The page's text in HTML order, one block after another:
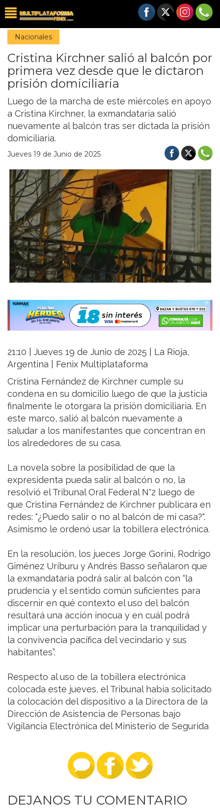
Nacionales
Cristina Kirchner salió al balcón por
primera vez desde que le dictaron
prisión domiciliaria
Luego de la marcha de este miércoles en apoyo
a Cristina Kirchner, la exmandataria salió
nuevamente al balcón tras ser dictada la prisión
domiciliaria.
Jueves 19 de Junio de 2025
21:10 | Jueves 19 de Junio de 2025 | La Rioja,
Argentina | Fenix Multiplataforma
Cristina Fernández de Kirchner cumple su
condena en su domicilio luego de que la justicia
finalmente le otorgara la prisión domiciliaria. En
este marco, salió al balcón nuevamente a
saludar a los manifestantes que concentran en
los alrededores de su casa.
La novela sobre la posibilidad de que la
expresidenta pueda salir al balcón o no, la
resolvió el Tribunal Oral Federal N°2 luego de
que Cristina Fernández de Kirchner publicara en
redes: "¿Puedo salir o no al balcón de mi casa?".
Asimismo le ordenó usar la tobillera electrónica.
En la resolución, los jueces Jorge Gorini, Rodrigo
Giménez Uriburu y Andrés Basso señalaron que
la exmandataria podrá salir al balcón con “la
prudencia y el sentido común suficientes para
discernir en qué contexto el uso del balcón
resultará una acción inocua y en cuál podrá
implicar una perturbación para la tranquilidad y
la convivencia pacífica del vecindario y sus
habitantes”.
Respecto al uso de la tobillera electrónica
colocada este jueves, el Tribunal había solicitado
la colocación del dispositivo a la Directora de la
Dirección de Asistencia de Personas bajo
Vigilancia Electrónica del Ministerio de Segurida
DEJANOS TU COMENTARIO